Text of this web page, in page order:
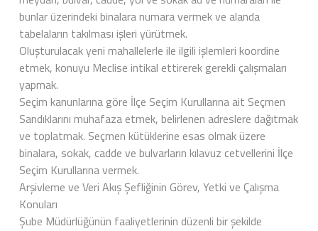
bunlar üzerindeki binalara numara vermek ve alanda
tabelaların takılması işleri yürütmek.
Oluşturulacak yeni mahallelerle ile ilgili işlemleri koordine
etmek, konuyu Meclise intikal ettirerek gerekli çalışmaları
yapmak.
Seçim kanunlarına göre İlçe Seçim Kurullarına ait Seçmen
Sandıklarını muhafaza etmek, belirlenen adreslere dağıtmak
ve toplatmak. Seçmen kütüklerine esas olmak üzere
binalara, sokak, cadde ve bulvarların kılavuz cetvellerini İlçe
Seçim Kurullarına vermek.
Arşivleme ve Veri Akış Şefliğinin Görev, Yetki ve Çalışma
Konuları
Şube Müdürlüğünün faaliyetlerinin düzenli bir şekilde